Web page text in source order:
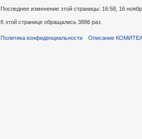
Последнее изменение этой страницы: 16:58, 16
К этой странице обращались 3886 раз.
Политика конфиденциальности Описание